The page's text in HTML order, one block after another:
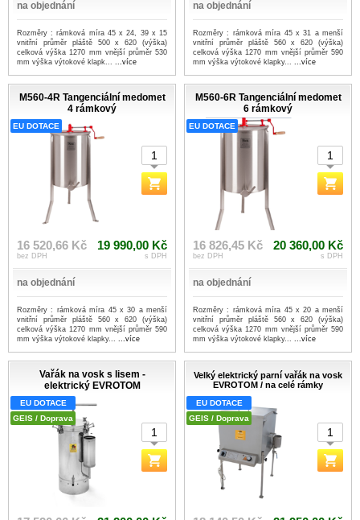
na objednání
Rozměry : rámková míra 45 x 24, 39 x 15
vnitřní průměr pláště 500 x 620 (výška)
celková výška 1270 mm vnější průměr 530
mm výška výtokové klapk... ...více
na objednání
Rozměry : rámková míra 45 x 31 a menší
vnitřní průměr pláště 560 x 620 (výška)
celková výška 1270 mm vnější průměr 590
mm výška výtokové klapky... ...více
M560-4R Tangenciální medomet
4 rámkový
EU DOTACE
16 520,66 Kč
bez DPH
19 990,00 Kč
s DPH
na objednání
Rozměry : rámková míra 45 x 30 a menší
vnitřní průměr pláště 560 x 620 (výška)
celková výška 1270 mm vnější průměr 590
mm výška výtokové klapky... ...více
M560-6R Tangenciální medomet
6 rámkový
EU DOTACE
16 826,45 Kč
bez DPH
20 360,00 Kč
s DPH
na objednání
Rozměry : rámková míra 45 x 20 a menší
vnitřní průměr pláště 560 x 620 (výška)
celková výška 1270 mm vnější průměr 590
mm výška výtokové klapky... ...více
Vařák na vosk s lisem -
elektrický EVROTOM
EU DOTACE
GEIS / Doprava
Velký elektrický parní vařák na vosk
EVROTOM / na celé rámky
EU DOTACE
GEIS / Doprava